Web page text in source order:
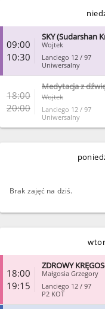
09:00
10:30
SKY (Sudarshan
Wojtek
Lanciego 12 / 97
Uniwersalny
18:00
20:00
Medytacja z
Wojtek
Lanciego 12 / 97
Uniwersalny
Brak zajęć na dziś.
18:00
19:15
ZDROWY
Małgosia Grzegory
Lanciego 12 / 97
P2 KOT